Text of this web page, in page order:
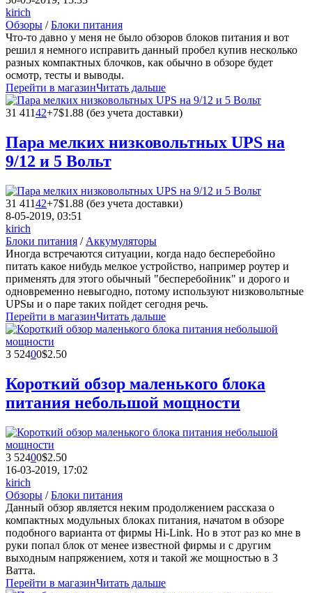
kirich
Обзоры /Блоки питания
Что-то давно у меня не было обзоров блоков питания и вот
решил я немного исправить данный пробел купив несколько
разных компактных блочков, как обычно в обзоре будет
осмотр, тесты и выводы.
Перейти в магазинЧитать дальше
31 41142+7$1.88 (без учета доставки)
Пара мелких низковольтных UPS на
9/12 и 5 Вольт
31 41142+7$1.88 (без учета доставки)
8-05-2019, 03:51
kirich
Блоки питания / Аккумуляторы
Иногда встречаются ситуации, когда надо бесперебойно
питать какое нибудь мелкое устройство, например роутер и
применять для этого обычный "бесперебойник" и дорого и
одновременно невыгодно, потому используют низковольтные
UPSы и о паре таких пойдет сегодня речь.
Перейти в магазинЧитать дальше
3 52400$2.50
Короткий обзор маленького блока
питания небольшой мощности
3 52400$2.50
16-03-2019, 17:02
kirich
Обзоры /Блоки питания
Данный обзор является неким продолжением рассказа о
компактных модульных блоках питания, начатом в обзоре
подобного варианта от фирмы Hi-Link. Но в этот раз ко мне в
руки попал блок от менее известной фирмы и с другим
выходным напряжением, хотя и такой же мощностью в 3
Ватта.
Перейти в магазинЧитать дальше